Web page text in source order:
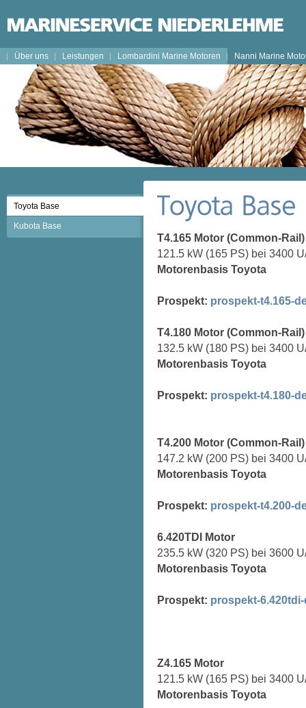
Über uns Leistungen Lombardini Marine Motoren Nanni Marine
Toyota Base
Kubota Base
T4.165 Motor (Common-Rail)
121.5 kW (165 PS) bei 3400
Motorenbasis Toyota
Prospekt: prospekt-t4.165-
T4.180 Motor (Common-Rail)
132.5 kW (180 PS) bei 3400
Motorenbasis Toyota
Prospekt: prospekt-t4.180-
T4.200 Motor (Common-Rail)
147.2 kW (200 PS) bei 3400
Motorenbasis Toyota
Prospekt: prospekt-t4.200-
6.420TDI Motor
235.5 kW (320 PS) bei 3600
Motorenbasis Toyota
Prospekt: prospekt-
Z4.165 Motor
121.5 kW (165 PS) bei 3400
Motorenbasis Toyota